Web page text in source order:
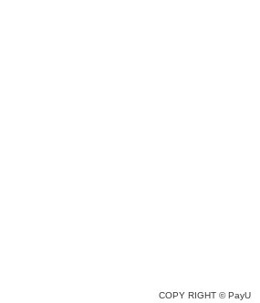
COPY RIGHT ©PayU